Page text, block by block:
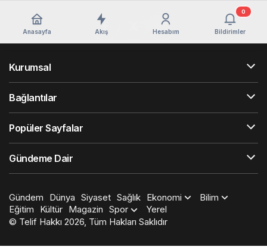
Anasayfa Akış Hesabım Bildirimler
0
Kurumsal
Bağlantılar
Popüler Sayfalar
Gündeme Dair
Gündem Dünya Siyaset Sağlık Ekonomi
Bilim
Eğitim
Kültür Magazin Spor
Yerel
© Telif Hakkı 2026, Tüm Hakları Saklıdır